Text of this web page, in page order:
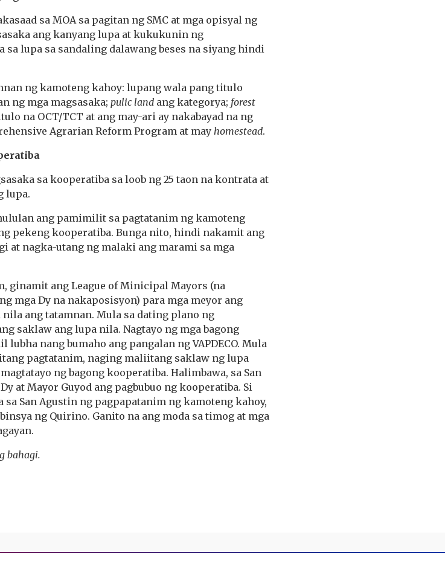
sa MOA sa pagitan ng SMC at mga opisyal ng
ang kanyang lupa at kukukunin ng
sa lupa sa sandaling dalawang beses na siyang hindi
ng kamoteng kahoy: lupang wala pang titulo
ng mga magsasaka; pulic land ang kategorya; forest
na OCT/TCT at ang may-ari ay nakabayad na ng
Agrarian Reform Program at may homestead.
sa kooperatiba sa loob ng 25 taon na kontrata at
lupa.
ang pamimilit sa pagtatanim ng kamoteng
pekeng kooperatiba. Bunga nito, hindi nakamit ang
at nagka-utang ng malaki ang marami sa mga
ginamit ang League of Minicipal Mayors (na
mga Dy na nakaposisyon) para mga meyor ang
ang tatamnan. Mula sa dating plano ng
saklaw ang lupa nila. Nagtayo ng mga bagong
nang bumaho ang pangalan ng VAPDECO. Mula
pagtatanim, naging maliitang saklaw ng lupa
ng bagong kooperatiba. Halimbawa, sa San
at Mayor Guyod ang pagbubuo ng kooperatiba. Si
San Agustin ng pagpapatanim ng kamoteng kahoy,
ng Quirino. Ganito na ang moda sa timog at mga
bahagi.